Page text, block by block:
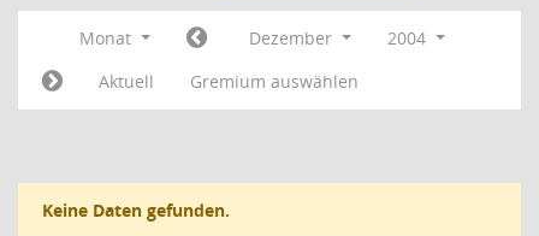
Monat Dezember
2004
Aktuell
Gremium auswählen
Keine Daten gefunden.